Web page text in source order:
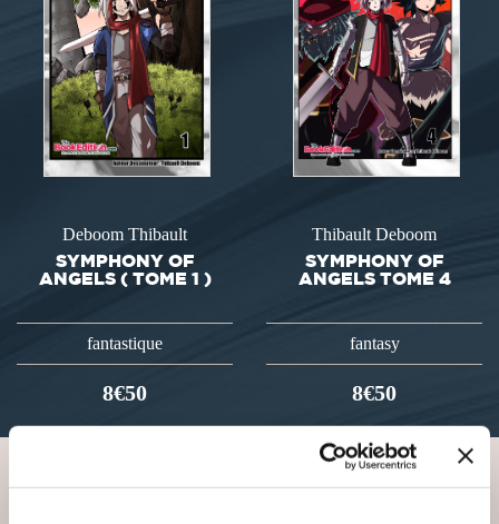
Deboom Thibault
SYMPHONY OF
ANGELS ( TOME 1 )
fantastique
8€50
Thibault Deboom
SYMPHONY OF
ANGELS TOME 4
fantasy
8€50